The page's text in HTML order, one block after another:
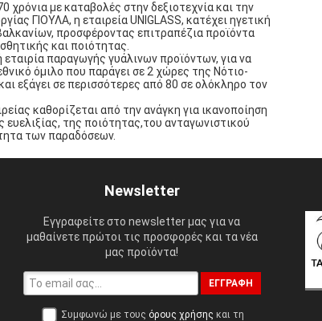
χρόνια με καταβολές στην δεξιοτεχνία και την
ΓΙΟΥΛΑ, η εταιρεία UNIGLASS, κατέχει ηγετική
προσφέροντας επιτραπέζια προϊόντα
και ποιότητας.
εταιρία παραγωγής γυάλινων προϊόντων, για να
όμιλο που παράγει σε 2 χώρες της Νότιο-
εξάγει σε περισσότερες από 80 σε ολόκληρο τον
καθορίζεται από την ανάγκη για ικανοποίηση
της ποιότητας,του ανταγωνιστικού
των παραδόσεων.
Newsletter
Εγγραφείτε στο newsletter μας για να
μαθαίνετε πρώτοι τις προσφορές και τα νέα
μας προϊόντα!
ΕΓΓΡΑΦΉ
Συμφωνώ με τους όρους χρήσης και τη